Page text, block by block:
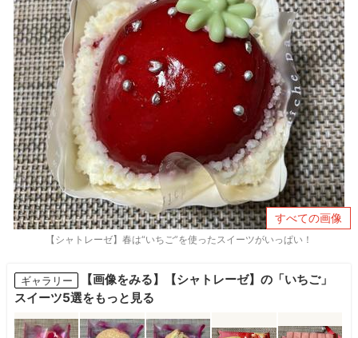
すべての画像
【シャトレーゼ】春は“いちご”を使ったスイーツがいっぱい！
ギャラリー
【画像をみる】【シャトレーゼ】の「いちご」
スイーツ5選をもっと見る